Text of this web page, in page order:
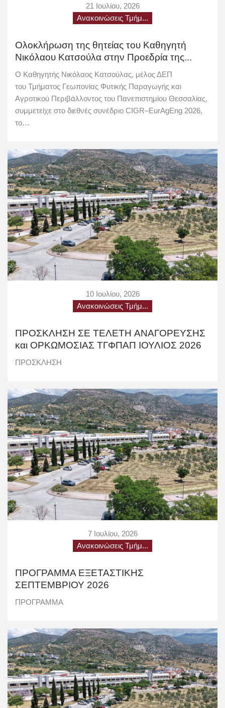
21 Ιουλίου, 2026
Ανακοινώσεις Τμήμ...
Ολοκλήρωση της θητείας του Καθηγητή
Νικόλαου Κατσούλα στην Προεδρία της...
Ο Καθηγητής Νικόλαος Κατσούλας, μέλος ΔΕΠ
του Τμήματος Γεωπονίας Φυτικής Παραγωγής και
Αγροτικού Περιβάλλοντος του Πανεπιστημίου Θεσσαλίας,
συμμετείχε στο διεθνές συνέδριο CIGR–EurAgEng 2026,
το…
10 Ιουλίου, 2026
Ανακοινώσεις Τμήμ...
ΠΡΟΣΚΛΗΣΗ ΣΕ ΤΕΛΕΤΗ AΝΑΓΟΡΕΥΣΗΣ
και ΟΡΚΩΜΟΣΙΑΣ TΓΦΠΑΠ ΙΟΥΛΙΟΣ 2026
ΠΡΟΣΚΛΗΣΗ
7 Ιουλίου, 2026
Ανακοινώσεις Τμήμ...
ΠΡΟΓΡΑΜΜΑ ΕΞΕΤΑΣΤΙΚΗΣ
ΣΕΠΤΕΜΒΡΙΟΥ 2026
ΠΡΟΓΡΑΜΜΑ